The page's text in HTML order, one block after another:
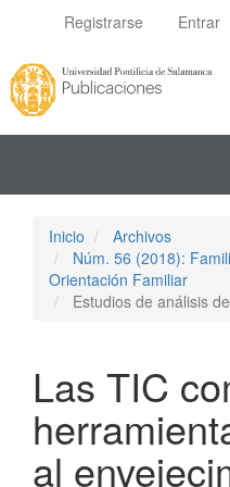
principal
principal
Barra
lateral
Registrarse Entrar
Inicio
Archivos
Núm. 56 (2018):
Orientación Familiar
Estudios de análisis
Las TIC
al